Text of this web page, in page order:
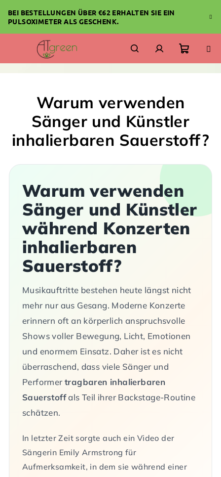
Inhalt
springen
BEI BESTELLUNGEN ÜBER €62 ERHALTEN SIE EIN
PULSOXIMETER ALS GESCHENK.
SuchenLogin
Warum verwenden
Sänger und Künstler
inhalierbaren Sauerstoff?
Warum verwenden
Sänger und Künstler
während Konzerten
inhalierbaren
Sauerstoff?
Musikauftritte bestehen heute längst nicht
mehr nur aus Gesang. Moderne Konzerte
erinnern oft an körperlich anspruchsvolle
Shows voller Bewegung, Licht, Emotionen
und enormem Einsatz. Daher ist es nicht
überraschend, dass viele Sänger und
Performertragbaren inhalierbaren
Sauerstoffals Teil ihrer Backstage-Routine
schätzen.
In letzter Zeit sorgte auch ein Video der
Sängerin Emily Armstrong für
Aufmerksamkeit, in dem sie während einer